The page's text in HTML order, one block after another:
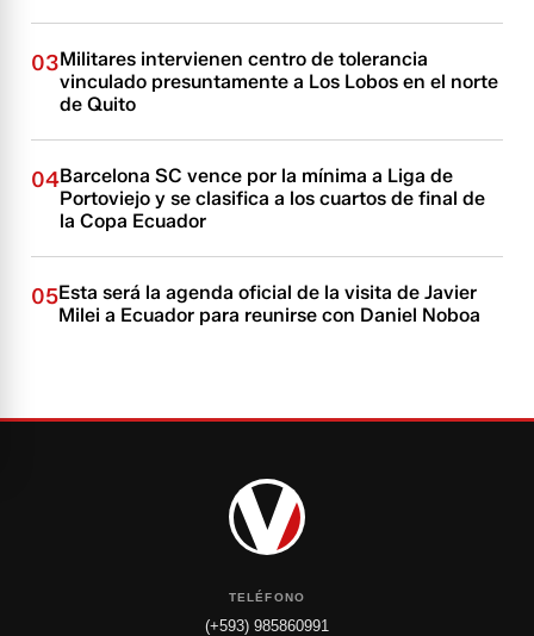
03Militares intervienen centro de tolerancia
vinculado presuntamente a Los Lobos en el norte
de Quito
04Barcelona SC vence por la mínima a Liga de
Portoviejo y se clasifica a los cuartos de final de
la Copa Ecuador
05Esta será la agenda oficial de la visita de Javier
Milei a Ecuador para reunirse con Daniel Noboa
TELÉFONO
(+593) 985860991